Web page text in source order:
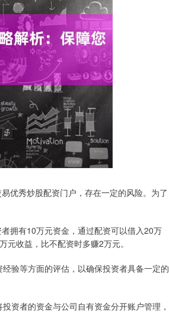
优秀炒股配资门户，存在一定的风险。为了
拥有10万元资金，通过配资可以借入20万
收益，比不配资时多赚2万元。
验等方面的评估，以确保投资者具备一定的
资者的资金与公司自有资金分开账户管理，